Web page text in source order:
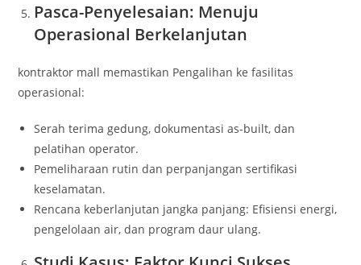
Pasca-Penyelesaian: Menuju
Operasional Berkelanjutan
kontraktor mall memastikan Pengalihan ke fasilitas
operasional:
Serah terima gedung, dokumentasi as-built, dan
pelatihan operator.
Pemeliharaan rutin dan perpanjangan sertifikasi
keselamatan.
Rencana keberlanjutan jangka panjang: Efisiensi energi,
pengelolaan air, dan program daur ulang.